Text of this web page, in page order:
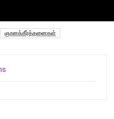
ஞானக்கீர்த்தனைகள்